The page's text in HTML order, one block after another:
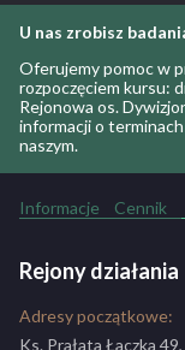
U nas zrobisz
Oferujemy pomoc w
rozpoczęciem kursu:
Rejonowa os.
informacji o
naszym.
Informacje Cennik
Rejony działania
Adresy początkowe:
Ks. Prałata Łaczka